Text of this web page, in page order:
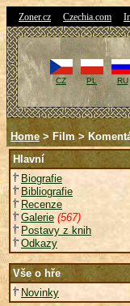
Zoner.cz Czechia.com
CZ PL RU
Home > Film >
Hlavní
Biografie
Bibliografie
Recenze
Galerie (567)
Postavy z knih
Odkazy
Vše o hře
Novinky